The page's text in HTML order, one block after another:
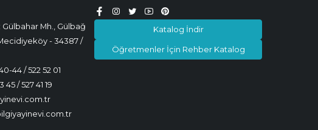
Mh., Gülbağ
- 34387 /
44 / 522 52 01
45 / 527 41 19
Katalog İndir
Öğretmenler İçin Rehber Katalog